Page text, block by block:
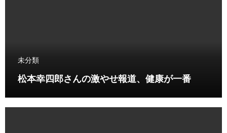
未分類
松本幸四郎さんの激やせ報道、健康が一番